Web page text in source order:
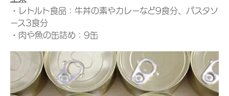
・レトルト食品：牛丼の素やカレーなど9食分、パスタソ
ース3食分
・肉や魚の缶詰め：9缶